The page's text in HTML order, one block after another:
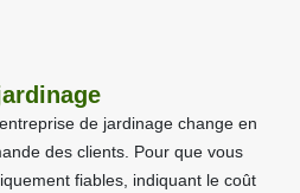
de jardinage change en
des clients. Pour que vous
fiables, indiquant le coût